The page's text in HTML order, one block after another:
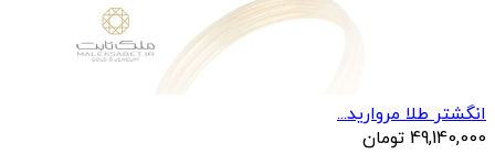
انگشتر طلا مرواريد...
49,140,000 تومان